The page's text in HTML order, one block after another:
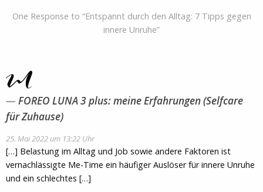
One Response to “Entspannt durch den Alltag: 7 Tipps gegen
innere Unruhe”
FOREO LUNA 3 plus: meine Erfahrungen (Selfcare
für Zuhause)
25. Mai 2022 um 13:22 Uhr
[…] Belastung im Alltag und Job sowie andere Faktoren ist
vernachlässigte Me-Time ein häufiger Auslöser für innere Unruhe
und ein schlechtes […]